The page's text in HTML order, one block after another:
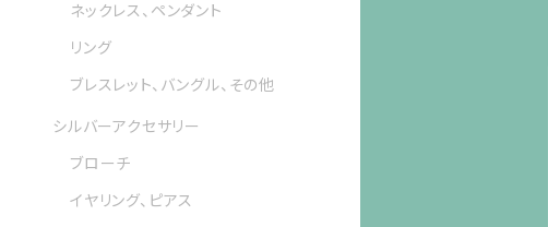
ネックレス、ペンダント
リング
ブレスレット、バングル、その他
シルバーアクセサリー
ブローチ
イヤリング、ピアス